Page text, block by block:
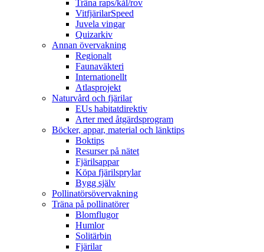
Träna raps/kål/rov
VitfjärilarSpeed
Juvela vingar
Quizarkiv
Annan övervakning
Regionalt
Faunaväkteri
Internationellt
Atlasprojekt
Naturvård och fjärilar
EUs habitatdirektiv
Arter med åtgärdsprogram
Böcker, appar, material och länktips
Boktips
Resurser på nätet
Fjärilsappar
Köpa fjärilsprylar
Bygg själv
Pollinatörsövervakning
Träna på pollinatörer
Blomflugor
Humlor
Solitärbin
Fjärilar